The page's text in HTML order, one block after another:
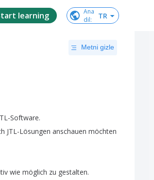
learning
Ana
dil: TR
Metni gizle
Software.
JTL-Lösungen anschauen möchten
wie möglich zu gestalten.